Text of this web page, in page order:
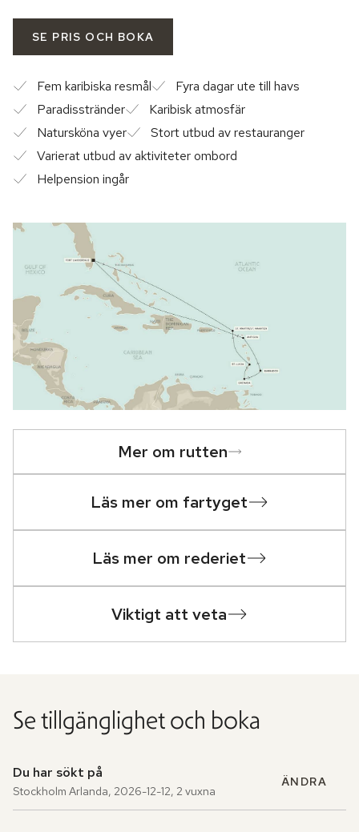
SE PRIS OCH BOKA
Fem karibiska resmål
Fyra dagar ute till havs
Paradisstränder
Karibisk atmosfär
Natursköna vyer
Stort utbud av restauranger
Varierat utbud av aktiviteter ombord
Helpension ingår
Mer om rutten
Läs mer om fartyget
Läs mer om rederiet
Viktigt att veta
Se tillgänglighet och boka
Du har sökt på
Stockholm Arlanda, 2026-12-12, 2 vuxna
ÄNDRA